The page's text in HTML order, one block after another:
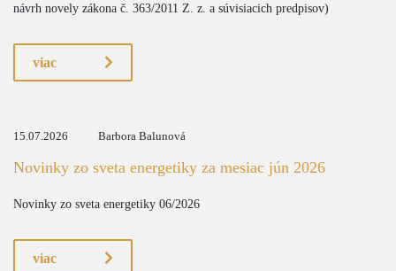
návrh novely zákona č. 363/2011 Z. z. a súvisiacich predpisov)
viac
15.07.2026 Barbora Balunová
Novinky zo sveta energetiky za mesiac jún 2026
Novinky zo sveta energetiky 06/2026
viac